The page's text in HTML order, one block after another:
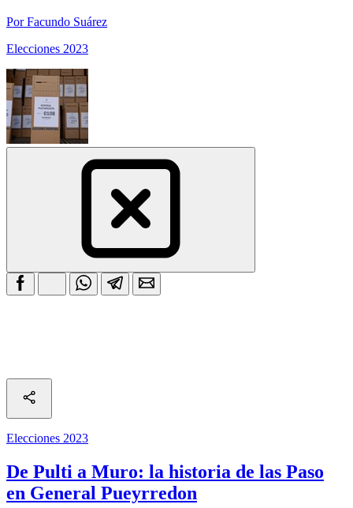
Por Facundo Suárez
Elecciones 2023
Elecciones 2023
De Pulti a Muro: la historia de las Paso
en General Pueyrredon